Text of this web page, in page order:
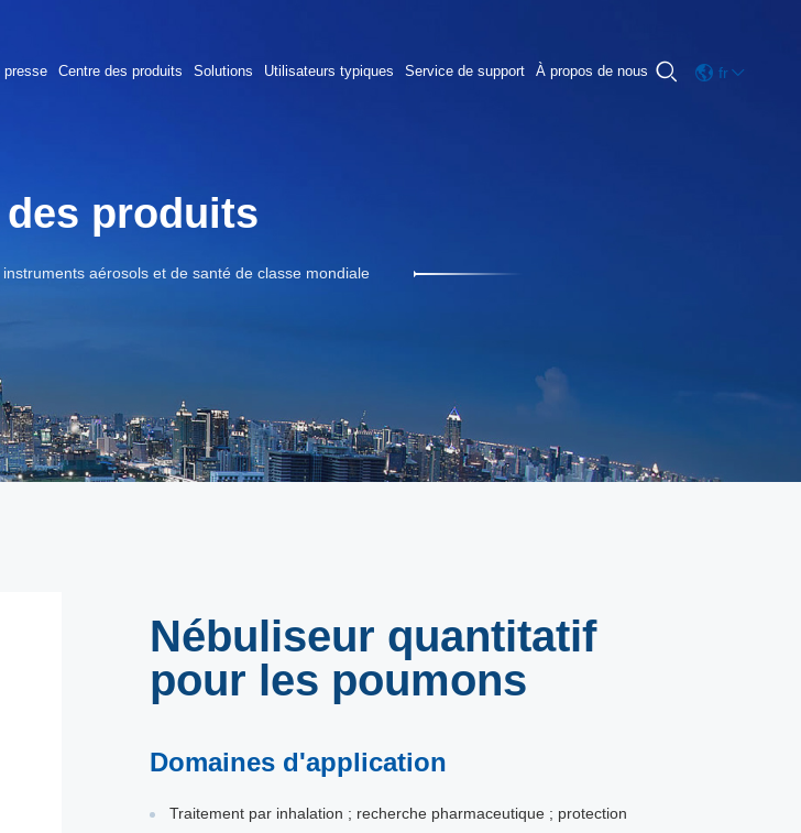
presse Centre des produits Solutions Utilisateurs typiques Service de support À propos de nous fr 
des produits
aérosols et de santé de classe mondiale
Nébuliseur quantitatif
pour les poumons
Domaines d'application
Traitement par inhalation ; recherche pharmaceutique ; protection